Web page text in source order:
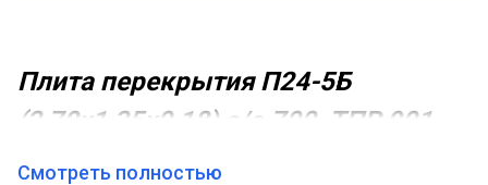
Плита перекрытия П24-5Б
(2,70х1,35х0,18) с/о 700, ТПР 901-
09-11.84
Смотреть полностью